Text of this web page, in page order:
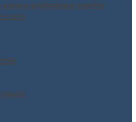
parere preliminare tramite